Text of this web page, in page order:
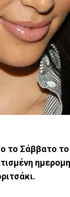
το Σάββατο